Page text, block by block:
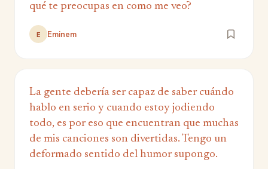
qué te preocupas en como me veo?
E Eminem
La gente debería ser capaz de saber cuándo
hablo en serio y cuando estoy jodiendo
todo, es por eso que encuentran que muchas
de mis canciones son divertidas. Tengo un
deformado sentido del humor supongo.